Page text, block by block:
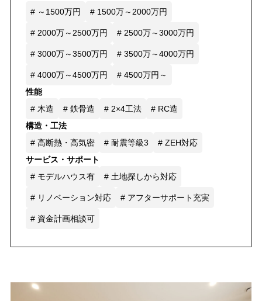
# ～1500万円
# 1500万～2000万円
# 2000万～2500万円 # 2500万～3000万円
# 3000万～3500万円 # 3500万～4000万円
# 4000万～4500万円
# 4500万円～
性能
# 木造
# 鉄骨造 # 2×4工法
# RC造
構造・工法
# 高断熱・高気密
# 耐震等級3
# ZEH対応
サービス・サポート
# モデルハウス有
# 土地探しから対応
# リノベーション対応 # アフターサポート充実
# 資金計画相談可